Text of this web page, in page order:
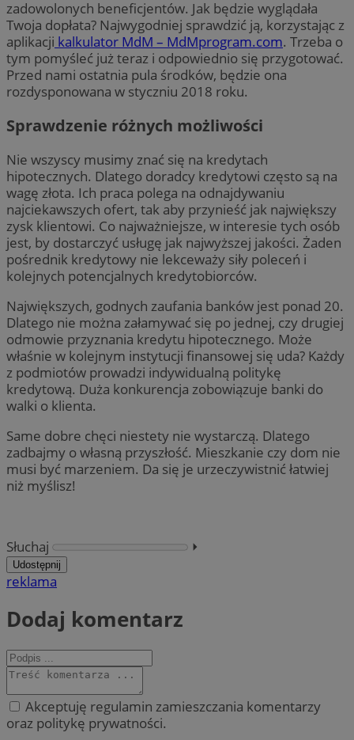
zadowolonych beneficjentów. Jak będzie wyglądała
Twoja dopłata? Najwygodniej sprawdzić ją, korzystając z
aplikacji kalkulator MdM – MdMprogram.com. Trzeba o
tym pomyśleć już teraz i odpowiednio się przygotować.
Przed nami ostatnia pula środków, będzie ona
rozdysponowana w styczniu 2018 roku.
Sprawdzenie różnych możliwości
Nie wszyscy musimy znać się na kredytach
hipotecznych. Dlatego doradcy kredytowi często są na
wagę złota. Ich praca polega na odnajdywaniu
najciekawszych ofert, tak aby przynieść jak największy
zysk klientowi. Co najważniejsze, w interesie tych osób
jest, by dostarczyć usługę jak najwyższej jakości. Żaden
pośrednik kredytowy nie lekceważy siły poleceń i
kolejnych potencjalnych kredytobiorców.
Największych, godnych zaufania banków jest ponad 20.
Dlatego nie można załamywać się po jednej, czy drugiej
odmowie przyznania kredytu hipotecznego. Może
właśnie w kolejnym instytucji finansowej się uda? Każdy
z podmiotów prowadzi indywidualną politykę
kredytową. Duża konkurencja zobowiązuje banki do
walki o klienta.
Same dobre chęci niestety nie wystarczą. Dlatego
zadbajmy o własną przyszłość. Mieszkanie czy dom nie
musi być marzeniem. Da się je urzeczywistnić łatwiej
niż myślisz!
Słuchaj ⏵︎
Udostępnij
reklama
Dodaj komentarz
Akceptuję regulamin zamieszczania komentarzy
oraz politykę prywatności.